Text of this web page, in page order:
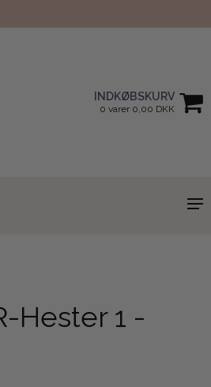
INDKØBSKURV
0 varer 0,00 DKK
Hester 1 -